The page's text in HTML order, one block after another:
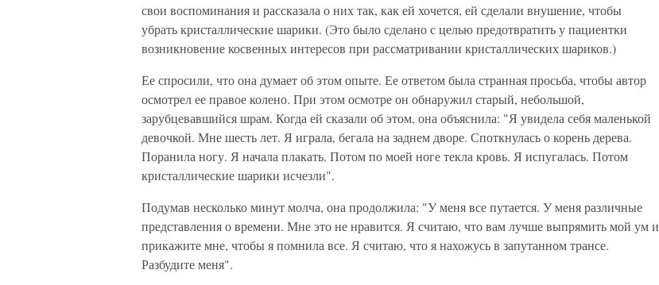
свои воспоминания и рассказала о них так, как ей хочется, ей сделали внушение, чтобы
убрать кристаллические шарики. (Это было сделано с целью предотвратить у пациентки
возникновение косвенных интересов при рассматривании кристаллических шариков.)
Ее спросили, что она думает об этом опыте. Ее ответом была странная просьба, чтобы автор
осмотрел ее правое колено. При этом осмотре он обнаружил старый, небольшой,
зарубцевавшийся шрам. Когда ей сказали об этом, она объяснила: "Я увидела себя маленькой
девочкой. Мне шесть лет. Я играла, бегала на заднем дворе. Споткнулась о корень дерева.
Поранила ногу. Я начала плакать. Потом по моей ноге текла кровь. Я испугалась. Потом
кристаллические шарики исчезли".
Подумав несколько минут молча, она продолжила: "У меня все путается. У меня различные
представления о времени. Мне это не нравится. Я считаю, что вам лучше выпрямить мой ум и
прикажите мне, чтобы я помнила все. Я считаю, что я нахожусь в запутанном трансе.
Разбудите меня".